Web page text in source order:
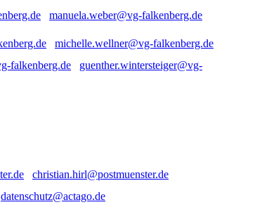
manuela.weber@vg-falkenberg.de
michelle.wellner@vg-falkenberg.de
guenther.wintersteiger@vg-
christian.hirl@postmuenster.de
datenschutz@actago.de